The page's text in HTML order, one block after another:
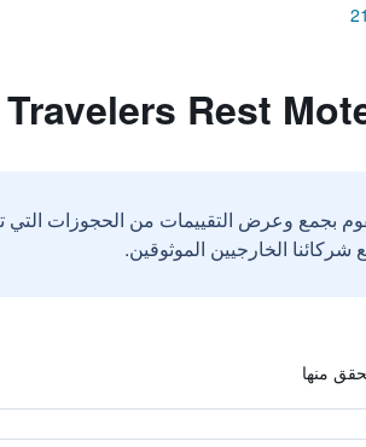
بجمع وعرض التقييمات من الحجوزات التي